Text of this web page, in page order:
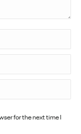
for the next time I